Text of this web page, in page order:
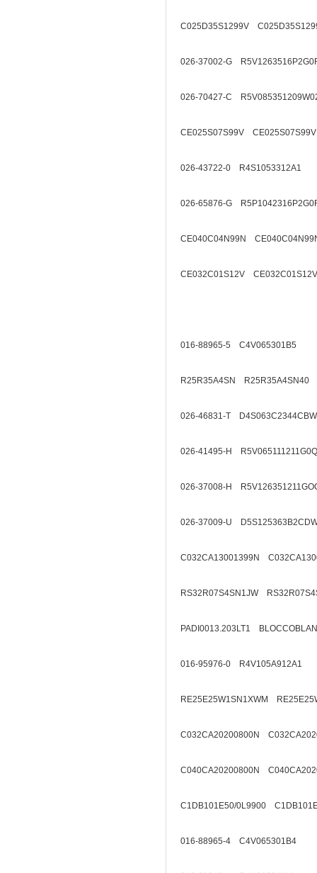
C025D35S1299V
026-37002-G
026-70427-C
CE025S07S99V
026-43722-0 R4S1053312A1
026-65876-G
CE040C04N99N
CE032C01S12V
016-88965-5 C4V065301B5
R25R35A4SN R25R35A4SN40
026-46831-T
026-41495-H
026-37008-H
026-37009-U
C032CA13001399N
RS32R07S4SN1JW
PADI0013.203LT1
016-95976-0 R4V105A912A1
RE25E25W1SN1XWM
C032CA20200800N
C040CA20200800N
C1DB101E50/0L9900
016-88965-4 C4V065301B4